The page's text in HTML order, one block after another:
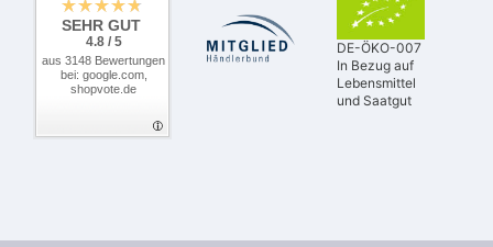
SEHR GUT
4.8 / 5
aus 3148 Bewertungen
bei: google.com,
shopvote.de
DE-ÖKO-007
In Bezug auf
Lebensmittel
und Saatgut